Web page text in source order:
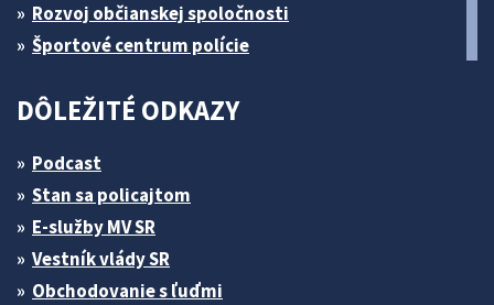
Rozvoj občianskej spoločnosti
Športové centrum polície
DÔLEŽITÉ ODKAZY
Podcast
Stan sa policajtom
E-služby MV SR
Vestník vlády SR
Obchodovanie s ľuďmi